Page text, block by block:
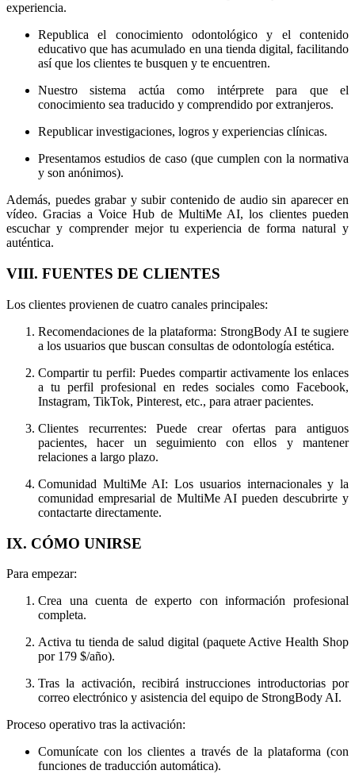
experiencia.
Republica el conocimiento odontológico y el contenido
educativo que has acumulado en una tienda digital, facilitando
así que los clientes te busquen y te encuentren.
Nuestro sistema actúa como intérprete para que el
conocimiento sea traducido y comprendido por extranjeros.
Republicar investigaciones, logros y experiencias clínicas.
Presentamos estudios de caso (que cumplen con la normativa
y son anónimos).
Además, puedes grabar y subir contenido de audio sin aparecer en
vídeo. Gracias a Voice Hub de MultiMe AI, los clientes pueden
escuchar y comprender mejor tu experiencia de forma natural y
auténtica.
VIII. FUENTES DE CLIENTES
Los clientes provienen de cuatro canales principales:
Recomendaciones de la plataforma: StrongBody AI te sugiere
a los usuarios que buscan consultas de odontología estética.
Compartir tu perfil: Puedes compartir activamente los enlaces
a tu perfil profesional en redes sociales como Facebook,
Instagram, TikTok, Pinterest, etc., para atraer pacientes.
Clientes recurrentes: Puede crear ofertas para antiguos
pacientes, hacer un seguimiento con ellos y mantener
relaciones a largo plazo.
Comunidad MultiMe AI: Los usuarios internacionales y la
comunidad empresarial de MultiMe AI pueden descubrirte y
contactarte directamente.
IX. CÓMO UNIRSE
Para empezar:
Crea una cuenta de experto con información profesional
completa.
Activa tu tienda de salud digital (paquete Active Health Shop
por 179 $/año).
Tras la activación, recibirá instrucciones introductorias por
correo electrónico y asistencia del equipo de StrongBody AI.
Proceso operativo tras la activación:
Comunícate con los clientes a través de la plataforma (con
funciones de traducción automática).